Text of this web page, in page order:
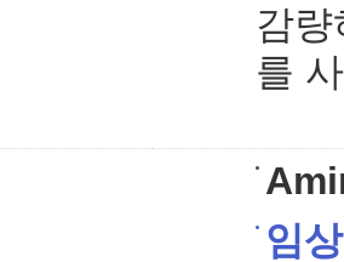
감
를
임